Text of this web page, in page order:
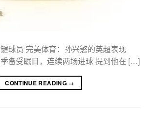
球员 完美体育：孙兴慜的英超表现
备受瞩目，连续两场进球 提到他在 […]
CONTINUE READING →